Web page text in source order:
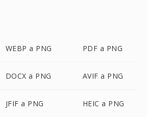
WEBP a PNG PDF a PNG
DOCX a PNG AVIF a PNG
JFIF a PNG HEIC a PNG